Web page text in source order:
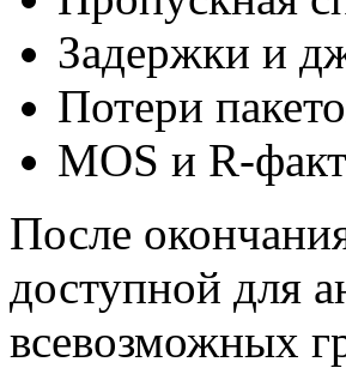
Задержки и
Потери
MOS и R-
После
доступной для
всевозможных